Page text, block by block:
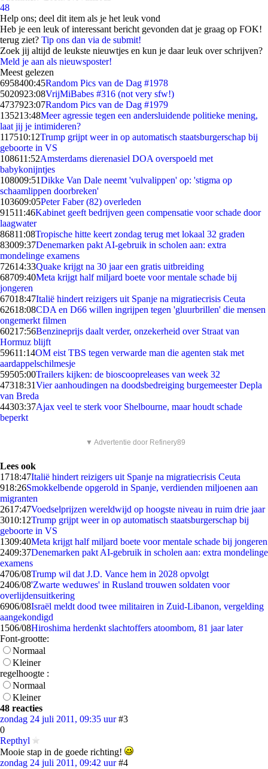
48
Help ons; deel dit item als je het leuk vond
Heb je een leuk of interessant bericht gevonden dat je graag op FOK!
terug ziet? Tip ons dan via de submit!
Zoek jij altijd de leukste nieuwtjes en kun je daar leuk over schrijven?
Meld je aan als nieuwsposter!
Meest gelezen
6958400:45Random Pics van de Dag #1978
5020923:08VrijMiBabes #316 (not very sfw!)
4737923:07Random Pics van de Dag #1979
135213:48Meer agressie tegen een andersluidende politieke mening,
laat jij je intimideren?
117510:12Trump grijpt weer in op automatisch staatsburgerschap bij
geboorte in VS
108611:52Amsterdams dierenasiel DOA overspoeld met
babykonijntjes
108009:51Dikke Van Dale neemt 'vulvalippen' op: 'stigma op
schaamlippen doorbreken'
103609:05Peter Faber (82) overleden
91511:46Kabinet geeft bedrijven geen compensatie voor schade door
laagwater
86811:08Tropische hitte keert zondag terug met lokaal 32 graden
83009:37Denemarken pakt AI-gebruik in scholen aan: extra
mondelinge examens
72614:33Quake krijgt na 30 jaar een gratis uitbreiding
68709:40Meta krijgt half miljard boete voor mentale schade bij
jongeren
67018:47Italië hindert reizigers uit Spanje na migratiecrisis Ceuta
62618:08CDA en D66 willen ingrijpen tegen 'gluurbrillen' die mensen
ongemerkt filmen
60217:56Benzineprijs daalt verder, onzekerheid over Straat van
Hormuz blijft
59611:14OM eist TBS tegen verwarde man die agenten stak met
aardappelschilmesje
59505:00Trailers kijken: de bioscoopreleases van week 32
47318:31Vier aanhoudingen na doodsbedreiging burgemeester Depla
van Breda
44303:37Ajax veel te sterk voor Shelbourne, maar houdt schade
beperkt
▼ Advertentie door Refinery89
Lees ook
1718:47Italië hindert reizigers uit Spanje na migratiecrisis Ceuta
918:26Smokkelbende opgerold in Spanje, verdienden miljoenen aan
migranten
2617:47Voedselprijzen wereldwijd op hoogste niveau in ruim drie jaar
3010:12Trump grijpt weer in op automatisch staatsburgerschap bij
geboorte in VS
1309:40Meta krijgt half miljard boete voor mentale schade bij jongeren
2409:37Denemarken pakt AI-gebruik in scholen aan: extra mondelinge
examens
4706/08Trump wil dat J.D. Vance hem in 2028 opvolgt
2406/08'Zwarte weduwes' in Rusland trouwen soldaten voor
overlijdensuitkering
6906/08Israël meldt dood twee militairen in Zuid-Libanon, vergelding
aangekondigd
1506/08Hiroshima herdenkt slachtoffers atoombom, 81 jaar later
Font-grootte:
Normaal
Kleiner
regelhoogte :
Normaal
Kleiner
48 reacties
zondag 24 juli 2011, 09:35 uur #3
0
Repthyl
Mooie stap in de goede richting!
zondag 24 juli 2011, 09:42 uur #4